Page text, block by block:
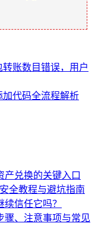
转账数目错误，用户
加代码全流程解析
产兑换的关键入口
全教程与避坑指南
信任它吗？
骤、注意事项与常见